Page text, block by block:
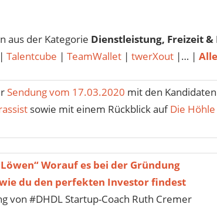
aus der Kategorie Dienstleistung, Freizeit
Talentcube | TeamWallet | twerXout|… |
Sendung vom 17.03.2020 mit den Kandidaten
sowie mit einem Rückblick aufDie
Worauf es bei der Gründung
du den perfekten Investor findest
von #DHDL Startup-Coach Ruth Cremer